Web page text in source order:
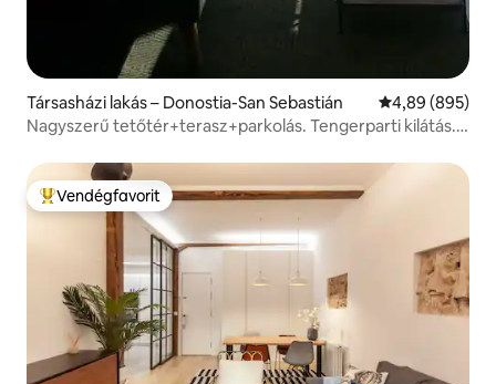
Társasházi lakás – Donostia-San Sebastián Átlagos
4,89 (895)
Nagyszerű tetőtér+terasz+parkolás. Tengerparti kilátás.
Kiemelt vendégfavorit
Vendégfavorit